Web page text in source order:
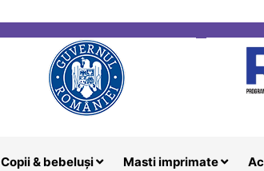
Copii & bebeluși Masti imprimate